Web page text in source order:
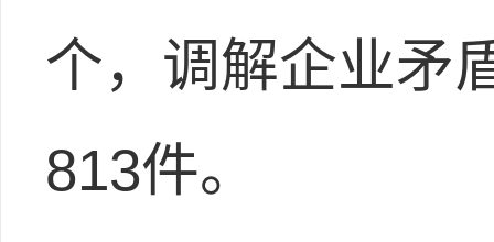
个，调解企业矛
813件。